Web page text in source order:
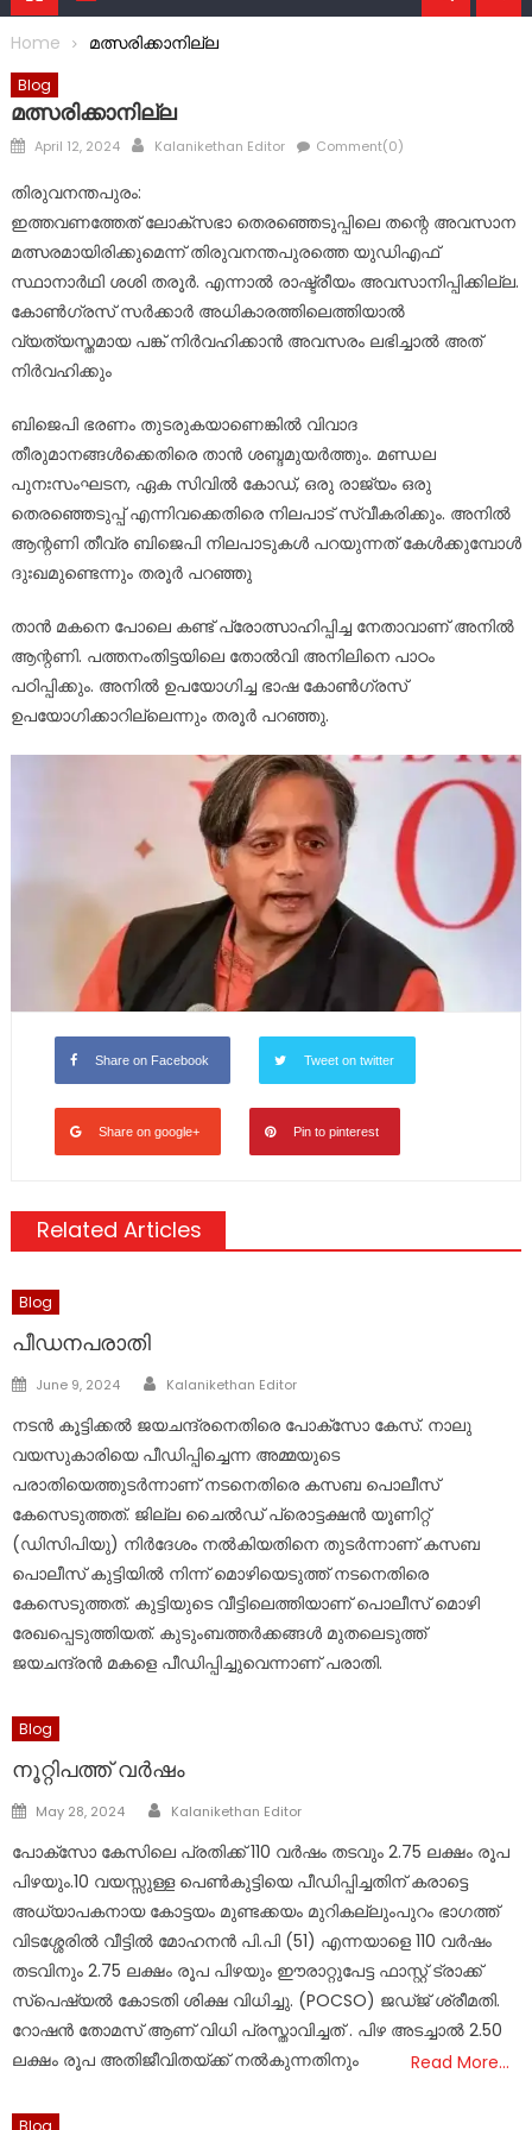
Home മത്സരിക്കാനില്ല
Blog
മത്സരിക്കാനില്ല
Posted
April 12, 2024 Author
Kalanikethan Editor Comment(0)
തിരുവനന്തപുരം:
ഇത്തവണത്തേത് ലോക്‌സഭാ തെരഞ്ഞെടുപ്പിലെ തന്റെ അവസാന
മത്സരമായിരിക്കുമെന്ന് തിരുവനന്തപുരത്തെ യുഡിഎഫ്
സ്ഥാനാർഥി ശശി തരൂർ. എന്നാൽ രാഷ്ട്രീയം അവസാനിപ്പിക്കില്ല.
കോൺഗ്രസ് സർക്കാർ അധികാരത്തിലെത്തിയാൽ
വ്യത്യസ്തമായ പങ്ക് നിർവഹിക്കാൻ അവസരം ലഭിച്ചാൽ അത്
നിർവഹിക്കും
ബിജെപി ഭരണം തുടരുകയാണെങ്കിൽ വിവാദ
തീരുമാനങ്ങൾക്കെതിരെ താൻ ശബ്ദമുയർത്തും. മണ്ഡല
പുനഃസംഘടന, ഏക സിവിൽ കോഡ്, ഒരു രാജ്യം ഒരു
തെരഞ്ഞെടുപ്പ് എന്നിവക്കെതിരെ നിലപാട് സ്വീകരിക്കും. അനിൽ
ആന്റണി തീവ്ര ബിജെപി നിലപാടുകൾ പറയുന്നത് കേൾക്കുമ്പോൾ
ദുഃഖമുണ്ടെന്നും തരൂർ പറഞ്ഞു
താൻ മകനെ പോലെ കണ്ട് പ്രോത്സാഹിപ്പിച്ച നേതാവാണ് അനിൽ
ആന്റണി. പത്തനംതിട്ടയിലെ തോൽവി അനിലിനെ പാഠം
പഠിപ്പിക്കും. അനിൽ ഉപയോഗിച്ച ഭാഷ കോൺഗ്രസ്
ഉപയോഗിക്കാറില്ലെന്നും തരൂർ പറഞ്ഞു.
Share on Facebook Tweet on twitter
Share on google+ Pin to pinterest
Related Articles
Blog
പീഡനപരാതി
Posted
June 9, 2024 Author
Kalanikethan Editor
നടൻ കൂട്ടിക്കല്‍ ജയചന്ദ്രനെതിരെ പോക്സോ കേസ്. നാലു
വയസുകാരിയെ പീഡിപ്പിച്ചെന്ന അമ്മയുടെ
പരാതിയെത്തുടർന്നാണ് നടനെതിരെ കസബ പൊലീസ്
കേസെടുത്തത്. ജില്ല ചൈല്‍ഡ് പ്രൊട്ടക്ഷൻ യൂണിറ്റ്
(ഡിസിപിയു) നിർദേശം നല്‍കിയതിനെ തുടർന്നാണ് കസബ
പൊലീസ് കുട്ടിയില്‍ നിന്ന് മൊഴിയെടുത്ത് നടനെതിരെ
കേസെടുത്തത്. കുട്ടിയുടെ വീട്ടിലെത്തിയാണ് പൊലീസ് മൊഴി
രേഖപ്പെടുത്തിയത്. കുടുംബത്തർക്കങ്ങള്‍ മുതലെടുത്ത്
ജയചന്ദ്രൻ മകളെ പീഡിപ്പിച്ചുവെന്നാണ് പരാതി.
Blog
നൂറ്റിപത്ത് വർഷം
Posted
May 28, 2024 Author
Kalanikethan Editor
പോക്സോ കേസിലെ പ്രതിക്ക് 110 വർഷം തടവും 2.75 ലക്ഷം രൂപ
പിഴയും.10 വയസ്സുള്ള പെൺകുട്ടിയെ പീഡിപ്പിച്ചതിന് കരാട്ടെ
അധ്യാപകനായ കോട്ടയം മുണ്ടക്കയം മുറികല്ലുംപുറം ഭാഗത്ത്
വിടശ്ശേരിൽ വീട്ടിൽ മോഹനൻ പി.പി (51) എന്നയാളെ 110 വർഷം
തടവിനും 2.75 ലക്ഷം രൂപ പിഴയും ഈരാറ്റുപേട്ട ഫാസ്റ്റ് ട്രാക്ക്
സ്പെഷ്യൽ കോടതി ശിക്ഷ വിധിച്ചു. (POCSO) ജഡ്ജ് ശ്രീമതി.
റോഷൻ തോമസ് ആണ് വിധി പ്രസ്താവിച്ചത് . പിഴ അടച്ചാൽ 2.50
ലക്ഷം രൂപ അതിജീവിതയ്ക്ക് നൽകുന്നതിനും
Read More…